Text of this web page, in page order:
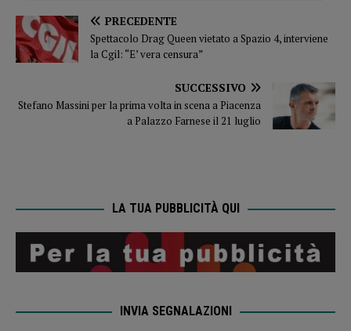
PRECEDENTE
Spettacolo Drag Queen vietato a Spazio 4, interviene
la Cgil: “E’ vera censura”
SUCCESSIVO
Stefano Massini per la prima volta in scena a Piacenza
a Palazzo Farnese il 21 luglio
LA TUA PUBBLICITÀ QUI
INVIA SEGNALAZIONI